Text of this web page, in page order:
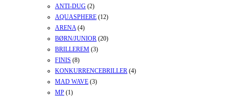
ANTI-DUG (2)
AQUASPHERE (12)
ARENA (4)
BØRN/JUNIOR (20)
BRILLEREM (3)
FINIS (8)
KONKURRENCEBRILLER (4)
MAD WAVE (3)
MP (1)